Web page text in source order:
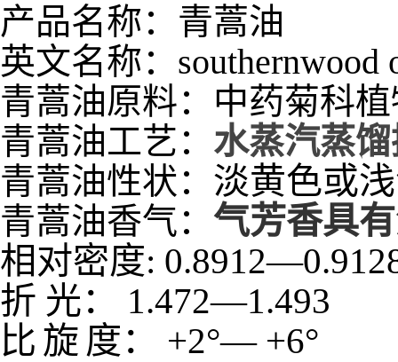
产品名称：青蒿油
英文名称：southernwood
青蒿油原料： 中药菊科
青蒿油工艺： 水蒸汽蒸
青蒿油性状： 淡黄色或
青蒿油香气： 气芳香具
相对密度: 0.8912—
折 光： 1.472—1.493
比 旋 度： +2°—+6°